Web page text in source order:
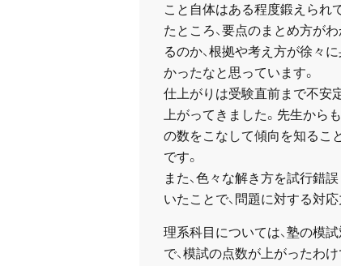
こと自体はある程度鍛えられ
たところ、要点のまとめ方が
るのか、根拠や考え方が徐々
かったなと思っています。
仕上がりは受験直前まで不安
上がってきました。先生から
の数をこなして傾向を知るこ
です。
また、色々な解き方を試行錯
いたことで、問題に対する対
理系科目については、塾の模
で、模試の点数が上がったわ